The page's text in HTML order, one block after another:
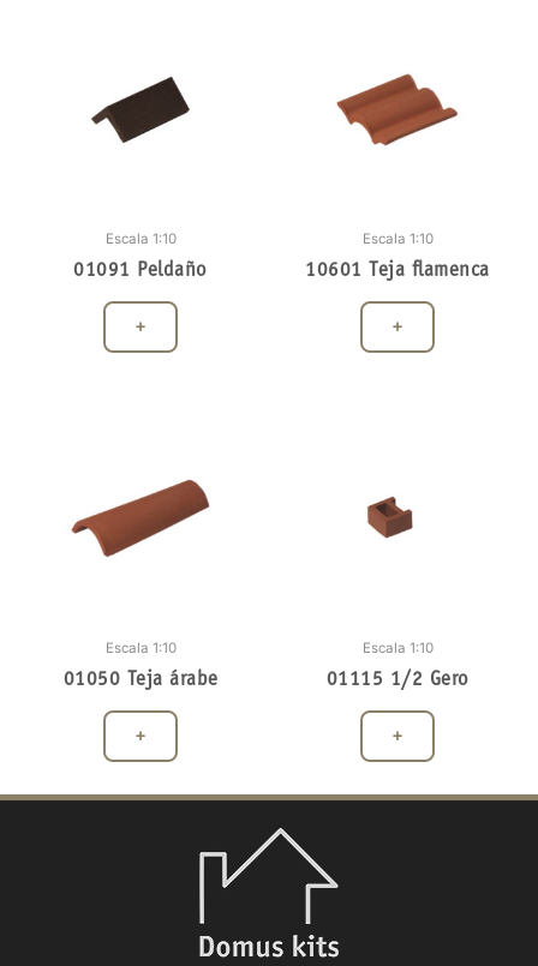
Escala 1:10
01091 Peldaño
+
Escala 1:10
10601 Teja flamenca
+
Escala 1:10
01050 Teja árabe
+
Escala 1:10
01115 1/2 Gero
+